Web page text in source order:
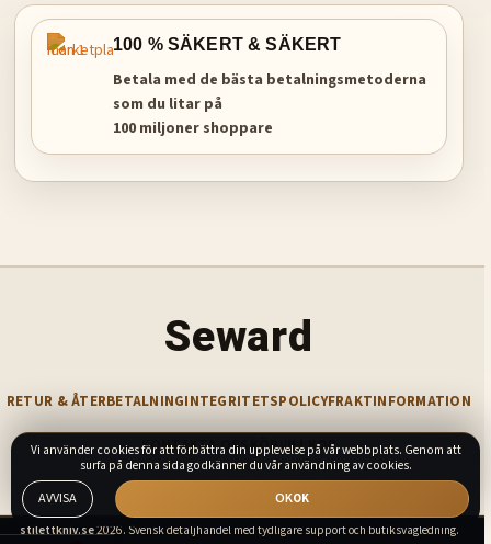
100 % SÄKERT & SÄKERT
Betala med de bästa betalningsmetoderna
som du litar på
100 miljoner shoppare
Seward
RETUR & ÅTERBETALNINGINTEGRITETSPOLICYFRAKTINFORMATION
KONTAKTA OSS KÖPVILLKOR
stilettkniv.se2026. Svensk detaljhandel med tydligare support och butiksvägledning.
Vi använder cookies för att förbättra din upplevelse på vår webbplats. Genom att
surfa på denna sida godkänner du vår användning av cookies.
AVVISA
OK